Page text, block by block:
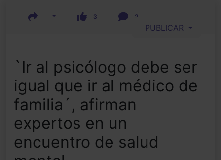
3 2
PUBLICAR
`Ir al psicólogo debe ser
igual que ir al médico de
familia´, afirman
expertos en un
encuentro de salud